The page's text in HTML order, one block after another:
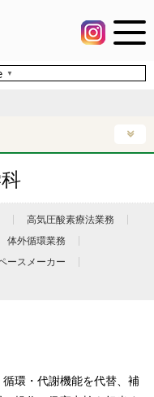
▼
高気圧酸素療法業務
体外循環業務
ースメーカー
環・代謝機能を代替、補